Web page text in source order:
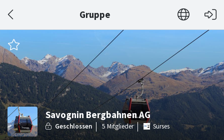
Gruppe
Savognin Bergbahnen AG
Surses